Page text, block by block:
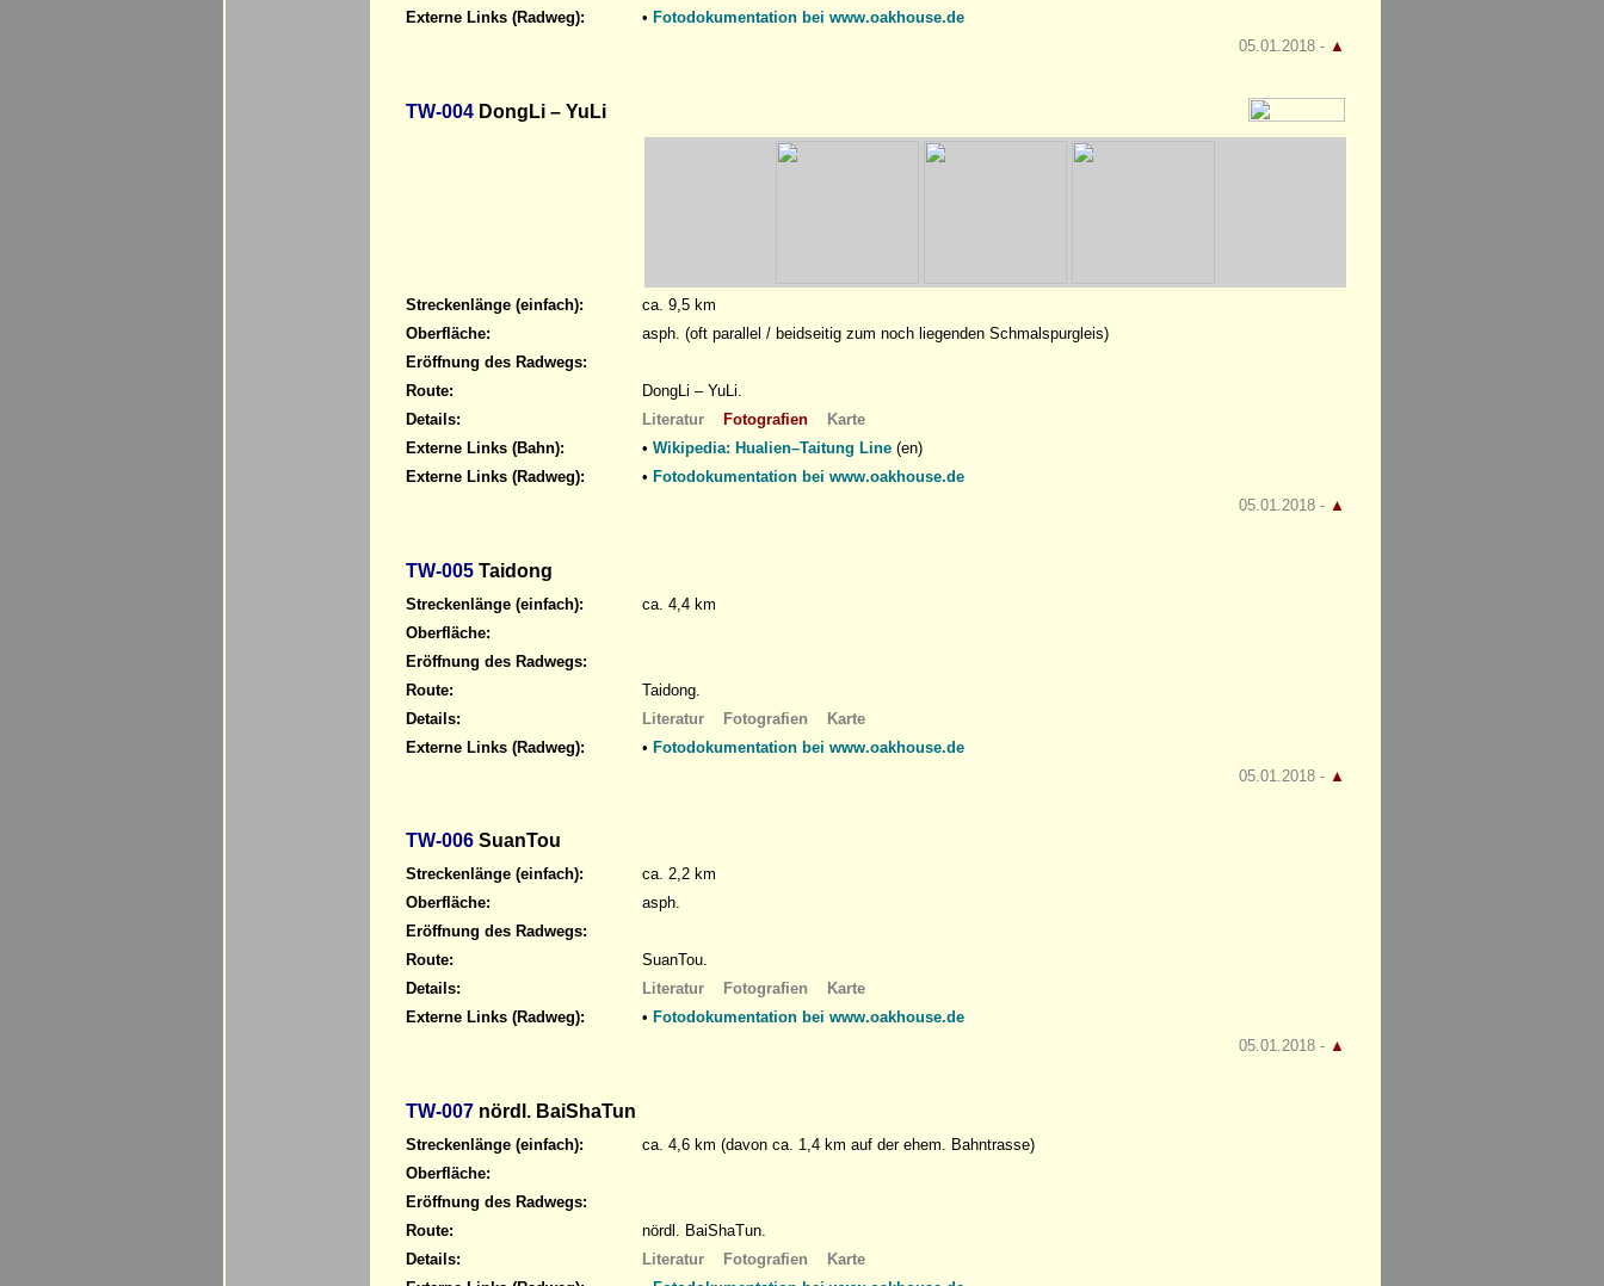
Externe Links (Radweg):
• Fotodokumentation bei www.oakhouse.de
05.01.2018 - ▲
TW-004 DongLi – YuLi
Streckenlänge (einfach):
ca. 9,5 km
Oberfläche:
asph. (oft parallel / beidseitig zum noch liegenden Schmalspurgleis)
Eröffnung des Radwegs:
Route:
DongLi – YuLi.
Details:
Literatur Fotografien
Karte
Externe Links (Bahn):
• Wikipedia: Hualien–Taitung Line (en)
Externe Links (Radweg):
• Fotodokumentation bei www.oakhouse.de
05.01.2018 - ▲
TW-005 Taidong
Streckenlänge (einfach):
ca. 4,4 km
Oberfläche:
Eröffnung des Radwegs:
Route:
Taidong.
Details:
Literatur Fotografien
Karte
Externe Links (Radweg):
• Fotodokumentation bei www.oakhouse.de
05.01.2018 - ▲
TW-006 SuanTou
Streckenlänge (einfach):
ca. 2,2 km
Oberfläche:
asph.
Eröffnung des Radwegs:
Route:
SuanTou.
Details:
Literatur Fotografien
Karte
Externe Links (Radweg):
• Fotodokumentation bei www.oakhouse.de
05.01.2018 - ▲
TW-007 nördl. BaiShaTun
Streckenlänge (einfach):
ca. 4,6 km (davon ca. 1,4 km auf der ehem. Bahntrasse)
Oberfläche:
Eröffnung des Radwegs:
Route:
nördl. BaiShaTun.
Details:
Literatur Fotografien
Karte